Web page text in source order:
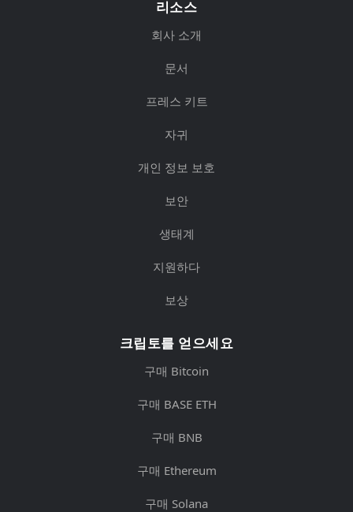
리소스
회사 소개
문서
프레스 키트
자귀
개인 정보 보호
보안
생태계
지원하다
보상
크립토를 얻으세요
구매 Bitcoin
구매 BASE ETH
구매 BNB
구매 Ethereum
구매 Solana